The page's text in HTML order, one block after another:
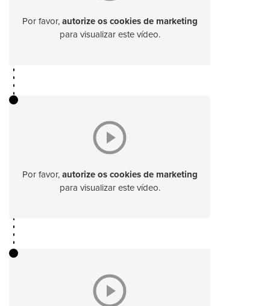
Por favor, autorize os cookies de marketing
para visualizar este vídeo.
Por favor, autorize os cookies de marketing
para visualizar este vídeo.